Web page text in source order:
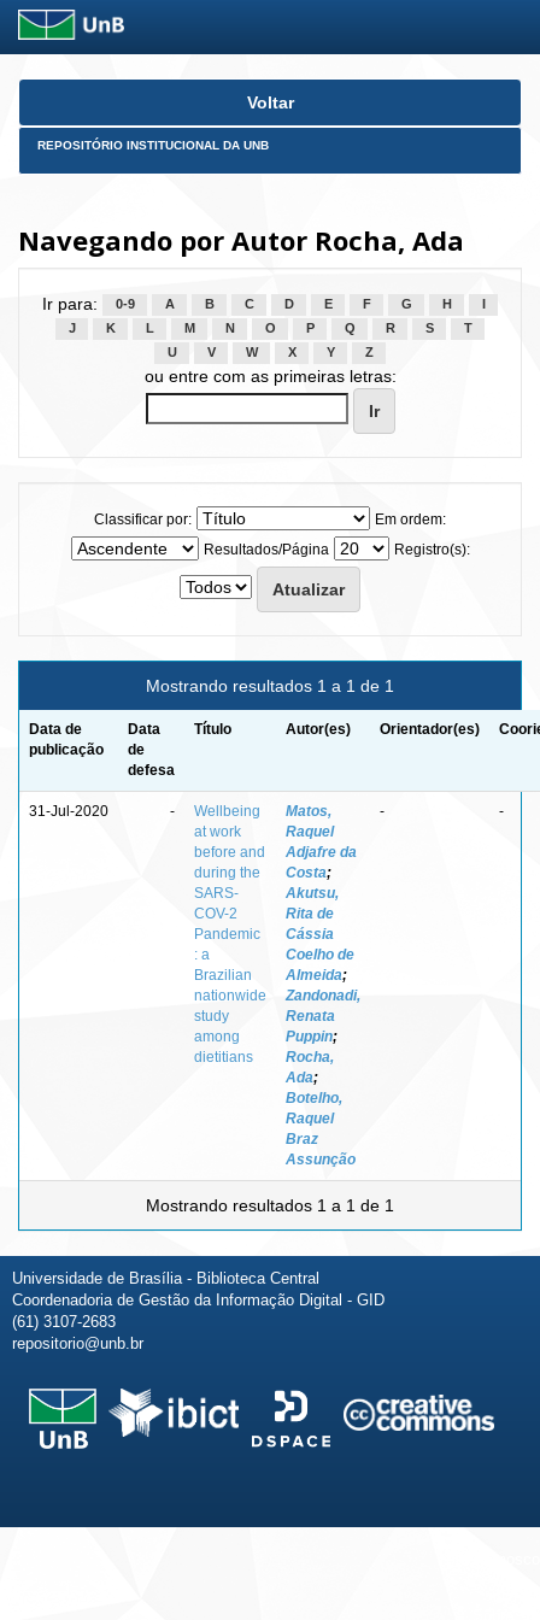
Skip
Voltar
REPOSITÓRIO INSTITUCIONAL DA UNB
Navegando por Autor Rocha, Ada
Ir para: 0-9 A B C D E F G H
J
K L M N O P Q R S
T
U
V W X Y Z
ou entre com as primeiras letras:
Classificar por:
Em ordem:
Resultados/Página
Registro(s):
Mostrando resultados 1 a 1 de 1
Data de
publicação
Data
de
defesa
Título Autor(es) Orientador(es)
31-Jul-2020 -
Wellbeing
at work
before and
during the
SARS-
COV-2
Pandemic
: a
Brazilian
nationwide
study
among
dietitians
Matos,
Raquel
Adjafre da
Costa;
Akutsu,
Rita de
Cássia
Coelho de
Almeida;
Zandonadi,
Renata
Puppin;
Rocha,
Ada;
Botelho,
Raquel
Braz
Assunção
- -
Mostrando resultados 1 a 1 de 1
Universidade de Brasília - Biblioteca Central
Coordenadoria de Gestão da Informação Digital - GID
(61) 3107-2683
repositorio@unb.br